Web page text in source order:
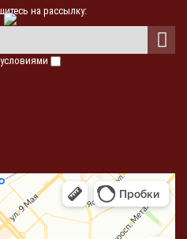
на рассылку: